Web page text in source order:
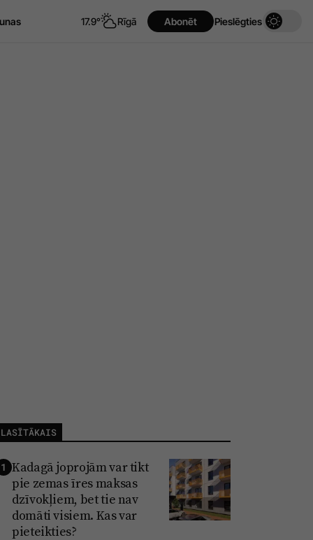
17.9° Rīgā Abonēt Pieslēgties
LASĪTĀKAIS
1 Kadagā joprojām var tikt
pie zemas īres maksas
dzīvokļiem, bet tie nav
domāti visiem. Kas var
pieteikties?